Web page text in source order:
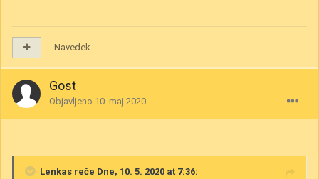
Navedek
Gost
Objavljeno 10. maj 2020
Lenkas reče Dne, 10. 5. 2020 at 7:36: